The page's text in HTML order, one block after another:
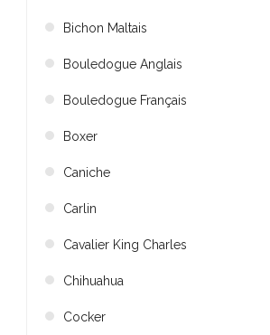
Bichon Maltais
Bouledogue Anglais
Bouledogue Français
Boxer
Caniche
Carlin
Cavalier King Charles
Chihuahua
Cocker